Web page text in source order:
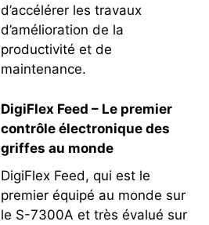
d’accélérer les travaux
d’amélioration de la
productivité et de
maintenance.
DigiFlex Feed – Le premier
contrôle électronique des
griffes au monde
DigiFlex Feed, qui est le
premier équipé au monde sur
le S-7300A et très évalué sur